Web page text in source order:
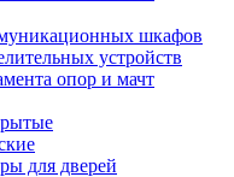
шкафов
устройств
опор и мачт
для дверей